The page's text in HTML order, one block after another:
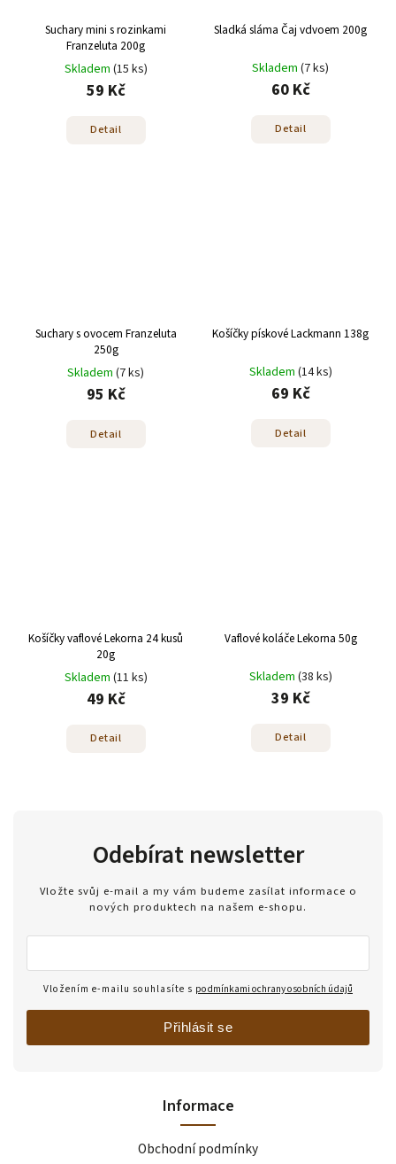
Suchary mini s rozinkami
Franzeluta 200g
Skladem (15 ks)
59 Kč
Detail
Sladká sláma Čaj vdvoem 200g
Skladem (7 ks)
60 Kč
Detail
Suchary s ovocem Franzeluta
250g
Skladem (7 ks)
95 Kč
Detail
Košíčky pískové Lackmann 138g
Skladem (14 ks)
69 Kč
Detail
Košíčky vaflové Lekorna 24 kusů
20g
Skladem (11 ks)
49 Kč
Detail
Vaflové koláče Lekorna 50g
Skladem (38 ks)
39 Kč
Detail
Informace
Obchodní podmínky
Odebírat newsletter
Vložte svůj e-mail a my vám budeme zasílat informace o
nových produktech na našem e-shopu.
Vložením e-mailu souhlasíte s podmínkami ochrany osobních údajů
Přihlásit se